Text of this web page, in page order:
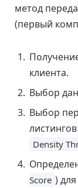
метод
(первый
клиента.
Выбор
Выбор
листингов
Density
Score )